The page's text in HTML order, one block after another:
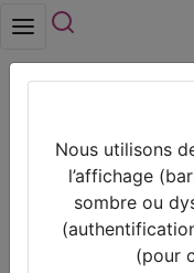
Thèmes
FRANCE (37)
Nous utilisons
l’affichage
sombre ou
(pour